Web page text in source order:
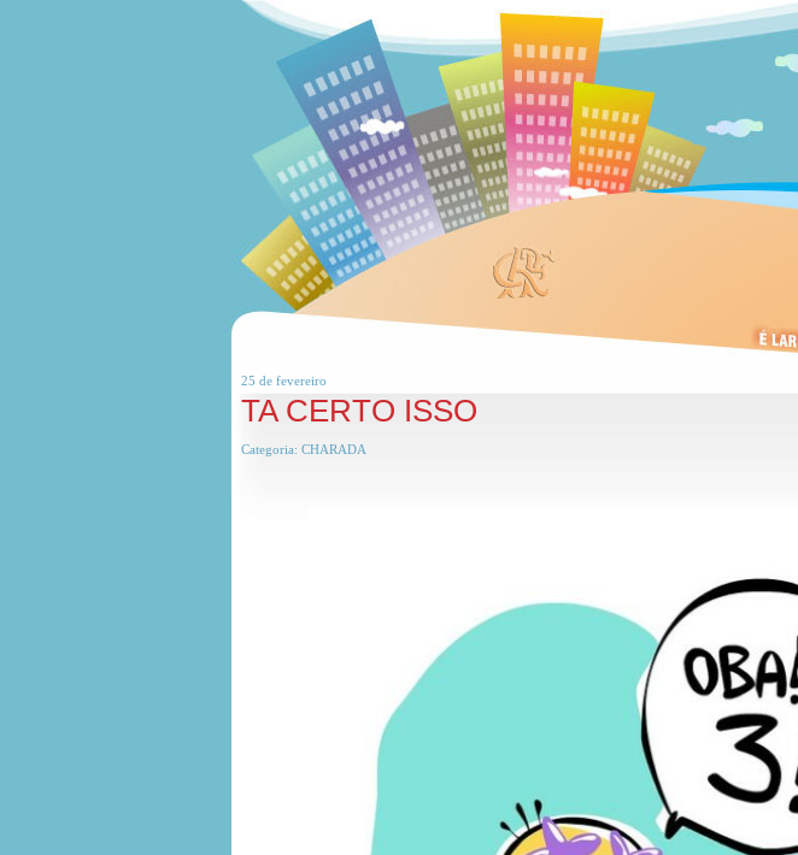
25 de fevereiro
TA CERTO ISSO
Categoria: CHARADA